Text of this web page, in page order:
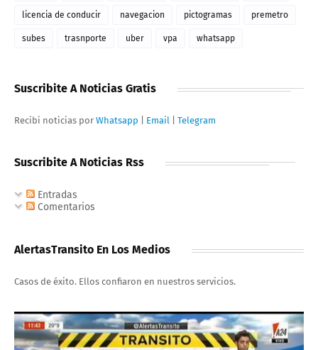
licencia de conducir navegacion pictogramas premetro
subes trasnporte uber vpa whatsapp
Suscribite A Noticias Gratis
Recibi noticias por Whatsapp Email Telegram
Suscribite A Noticias Rss
Entradas
Comentarios
AlertasTransito En Los Medios
Casos de éxito. Ellos confiaron en nuestros servicios.